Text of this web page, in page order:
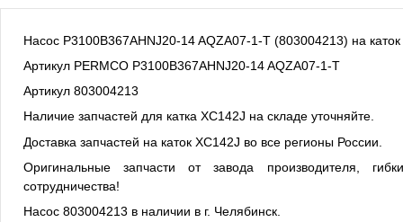
Насос P3100B367AHNJ20-14 AQZA07-1-T (803004213) на
Артикул PERMCO P3100B367AHNJ20-14 AQZA07-1-T
Артикул 803004213
Наличие запчастей для катка XC142J на складе уточняйте.
Доставка запчастей на каток XC142J во все регионы России.
Оригинальные запчасти от завода производителя,
сотрудничества!
Насос 803004213 в наличии в г. Челябинск.